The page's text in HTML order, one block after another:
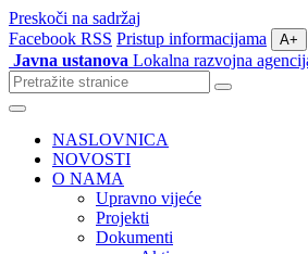
Preskoči na sadržaj
Facebook RSS Pristup informacijama A+
Javna ustanova Lokalna razvojna
Pretraži
stranice
Izbornik
NASLOVNICA
NOVOSTI
O NAMA
Upravno vijeće
Projekti
Dokumenti